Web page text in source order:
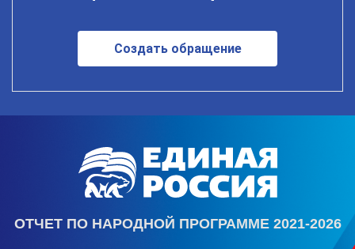
Создать обращение
ОТЧЕТ ПО НАРОДНОЙ ПРОГРАММЕ 2021-2026